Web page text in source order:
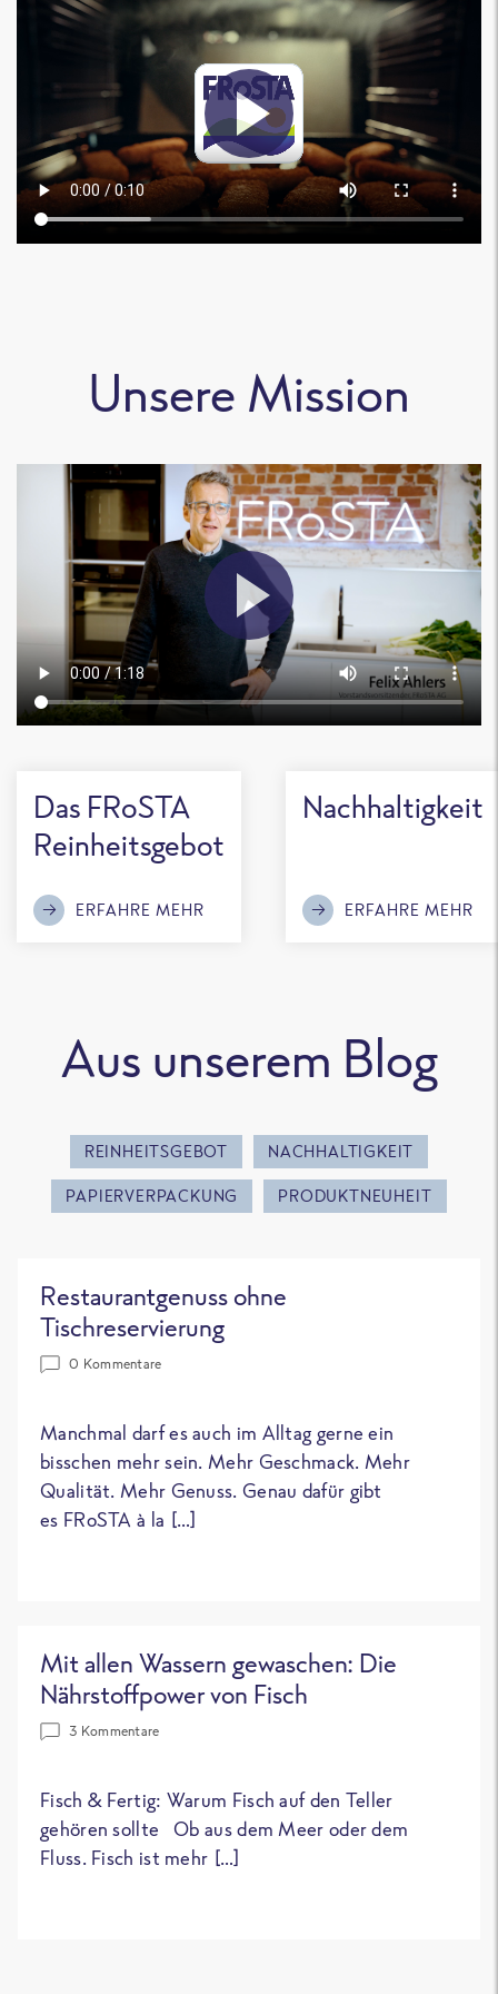
Unsere Mission
Das FRoSTA
Reinheitsgebot
ERFAHRE MEHR
Nachhaltigkeit
ERFAHRE MEHR
Aus unserem Blog
REINHEITSGEBOT NACHHALTIGKEIT
PAPIERVERPACKUNG PRODUKTNEUHEIT
Restaurantgenuss ohne
Tischreservierung
0 Kommentare
Manchmal darf es auch im Alltag gerne ein
bisschen mehr sein. Mehr Geschmack. Mehr
Qualität. Mehr Genuss. Genau dafür gibt
es FRoSTA à la […]
Mit allen Wassern gewaschen: Die
Nährstoffpower von Fisch
3 Kommentare
Fisch & Fertig: Warum Fisch auf den Teller
gehören sollte Ob aus dem Meer oder dem
Fluss. Fisch ist mehr […]